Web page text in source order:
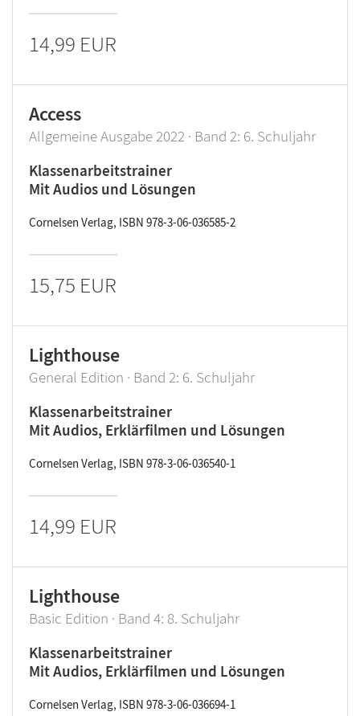
14,99 EUR
Access
Allgemeine Ausgabe 2022 · Band 2: 6. Schuljahr
Klassenarbeitstrainer
Mit Audios und Lösungen
Cornelsen Verlag, ISBN 978-3-06-036585-2
15,75 EUR
Lighthouse
General Edition · Band 2: 6. Schuljahr
Klassenarbeitstrainer
Mit Audios, Erklärfilmen und Lösungen
Cornelsen Verlag, ISBN 978-3-06-036540-1
14,99 EUR
Lighthouse
Basic Edition · Band 4: 8. Schuljahr
Klassenarbeitstrainer
Mit Audios, Erklärfilmen und Lösungen
Cornelsen Verlag, ISBN 978-3-06-036694-1